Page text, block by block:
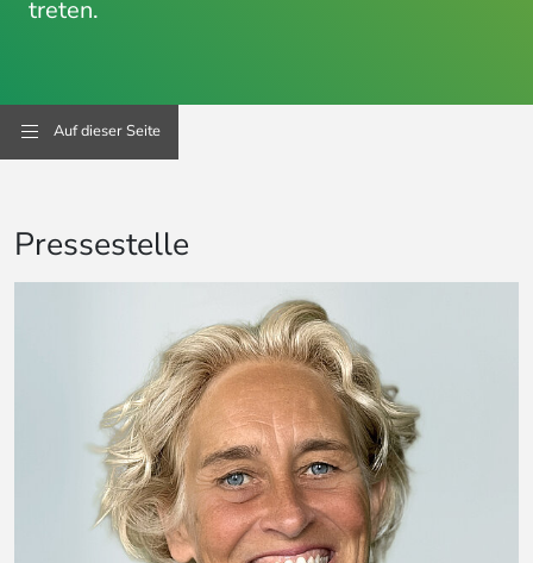
treten.
Auf dieser Seite
Pressestelle